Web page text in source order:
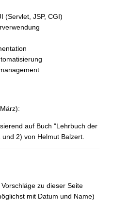
(Servlet, JSP, CGI)
auf Buch "Lehrbuch der
2) von Helmut Balzert.
zu dieser Seite
mit Datum und Name)